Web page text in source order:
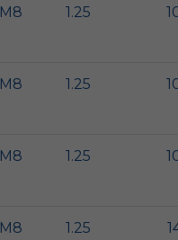
M8 1.25
M8 1.25
M8 1.25
M8 1.25